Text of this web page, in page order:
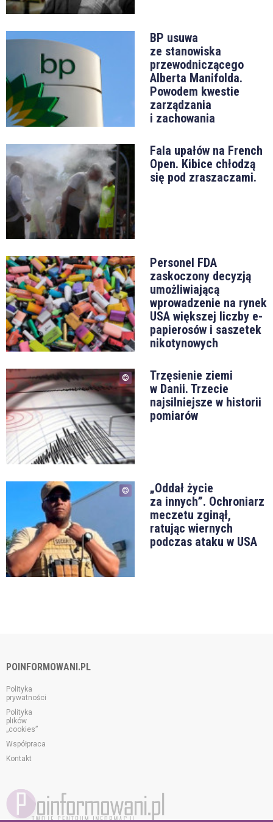
BP usuwa
ze stanowiska
przewodniczącego
Alberta Manifolda.
Powodem kwestie
zarządzania
i zachowania
Fala upałów na French
Open. Kibice chłodzą
się pod zraszaczami.
Personel FDA
zaskoczony decyzją
umożliwiającą
wprowadzenie na rynek
USA większej liczby e-
papierosów i saszetek
nikotynowych
Trzęsienie ziemi
w Danii. Trzecie
najsilniejsze w historii
pomiarów
„Oddał życie
za innych”. Ochroniarz
meczetu zginął,
ratując wiernych
podczas ataku w USA
POINFORMOWANI.PL
Polityka
prywatności
Polityka
plików
„cookies”
Współpraca
Kontakt